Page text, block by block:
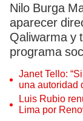
Nilo Burga
aparecer
Qaliwarma y
programa
Janet Tello:
una autoridad
judicial”
Luis Rubio
Lima por